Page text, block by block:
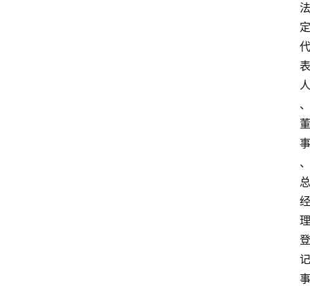
法
定
代
表
人
、
董
事
、
总
经
理
登
记
事